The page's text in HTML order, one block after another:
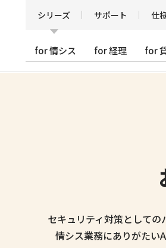
シリーズ サポート 仕
for 情シス for 経理 for
セキュリティ対策として
情シス業務にありがた